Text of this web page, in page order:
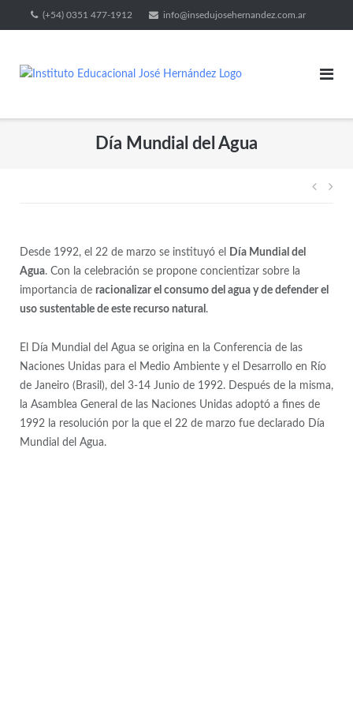
(+54) 0351 477-1912 info@insedujosehernandez.com.ar
Día Mundial del Agua
Desde 1992, el 22 de marzo se instituyó el
Día Mundial del
Agua. Con la celebración se propone concientizar sobre la
importancia de racionalizar el consumo del agua y de defender el
uso sustentable de este recurso natural .
El Día Mundial del Agua se origina en la Conferencia de las
Naciones Unidas para el Medio Ambiente y el Desarrollo en Río
de Janeiro (Brasil), del 3-14 Junio de 1992. Después de la misma,
la Asamblea General de las Naciones Unidas adoptó a fines de
1992 la resolución por la que el 22 de marzo fue declarado Día
Mundial del Agua.